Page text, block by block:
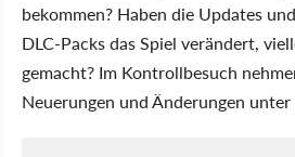
bekommen? Haben die Updates
DLC-Packs das Spiel verändert,
gemacht? Im Kontrollbesuch
Neuerungen und Änderungen unter